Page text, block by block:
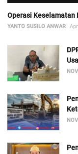
Operasi Keselamatan
YANTO SUSILO ANWAR